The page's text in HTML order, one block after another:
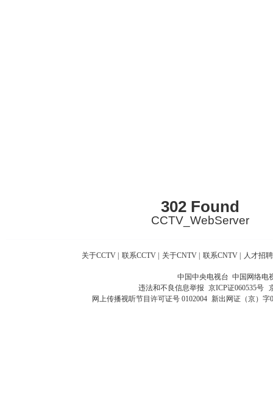
302 Found
CCTV_WebServer
关于CCTV | 联系CCTV | 关于CNTV | 联系CNTV | 人才招聘
中国中央电视台 中国网络电
违法和不良信息举报 京ICP证060535号
网上传播视听节目许可证号 0102004 新出网证（京）